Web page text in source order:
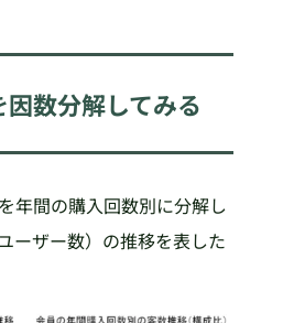
数分解してみる
年間の購入回数別に分解し
ーザー数）の推移を表した